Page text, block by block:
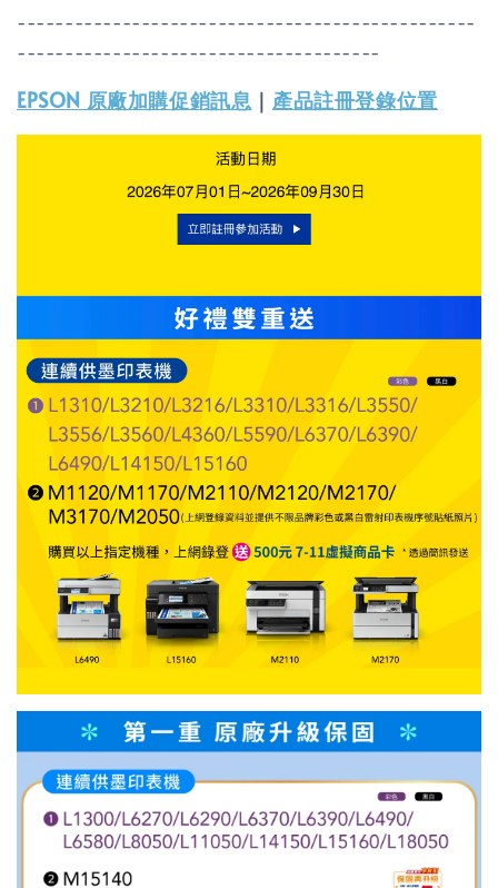
------------------------------------------------
--------------------------------------
EPSON 原廠加購促銷訊息 ｜ 產品註冊登錄位置